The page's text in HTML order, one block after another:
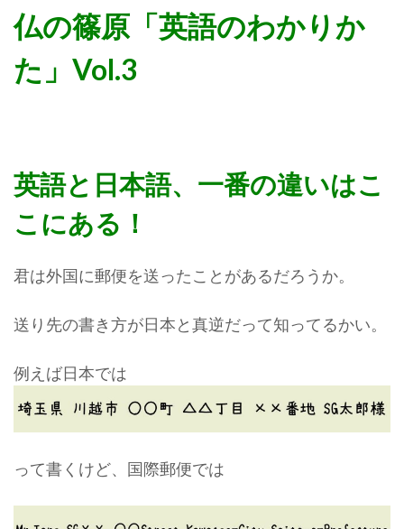
仏の篠原「英語のわかりか
た」Vol.3
英語と日本語、一番の違いはこ
こにある！
君は外国に郵便を送ったことがあるだろうか。
送り先の書き方が日本と真逆だって知ってるかい。
例えば日本では
って書くけど、国際郵便では